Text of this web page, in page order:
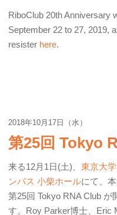
RiboClub 20th Anniversary
September 22 to 27, 2019,
resister here.
2018年10月17日（水）
第25回 Tokyo
来る12月1日(土)、 東京大
ンパス 小柴ホールにて、
第25回 Tokyo RNA Club が
す。Roy Parker博士、Eric